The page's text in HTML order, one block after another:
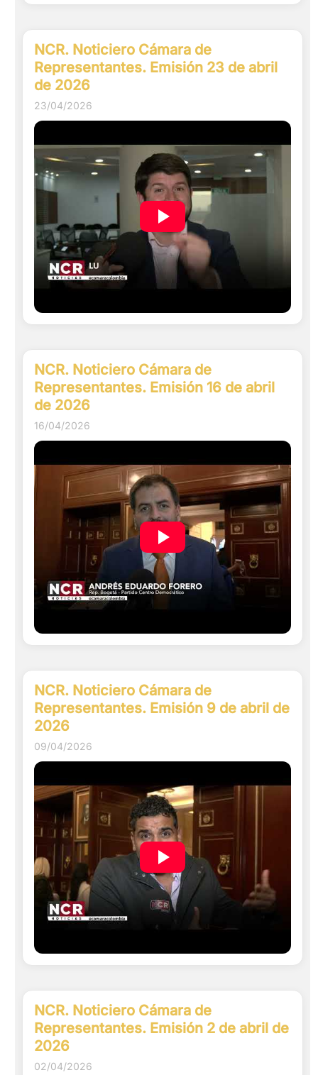
NCR. Noticiero Cámara de
Representantes. Emisión 23 de abril
de 2026
23/04/2026
NCR. Noticiero Cámara de
Representantes. Emisión 16 de abril
de 2026
16/04/2026
NCR. Noticiero Cámara de
Representantes. Emisión 9 de abril de
2026
09/04/2026
NCR. Noticiero Cámara de
Representantes. Emisión 2 de abril de
2026
02/04/2026